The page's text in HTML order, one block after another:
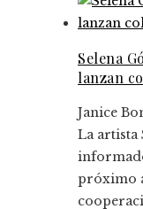
Selena
lanzan
Janice
La artista
próximo